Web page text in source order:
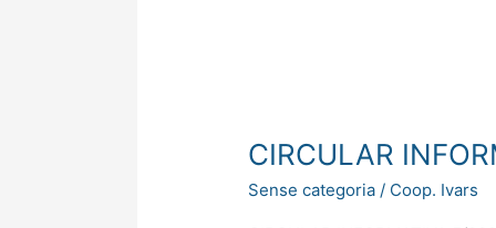
CIRCULAR
Sense categoria / Coop. Ivars
CIRCULAR
5/2026